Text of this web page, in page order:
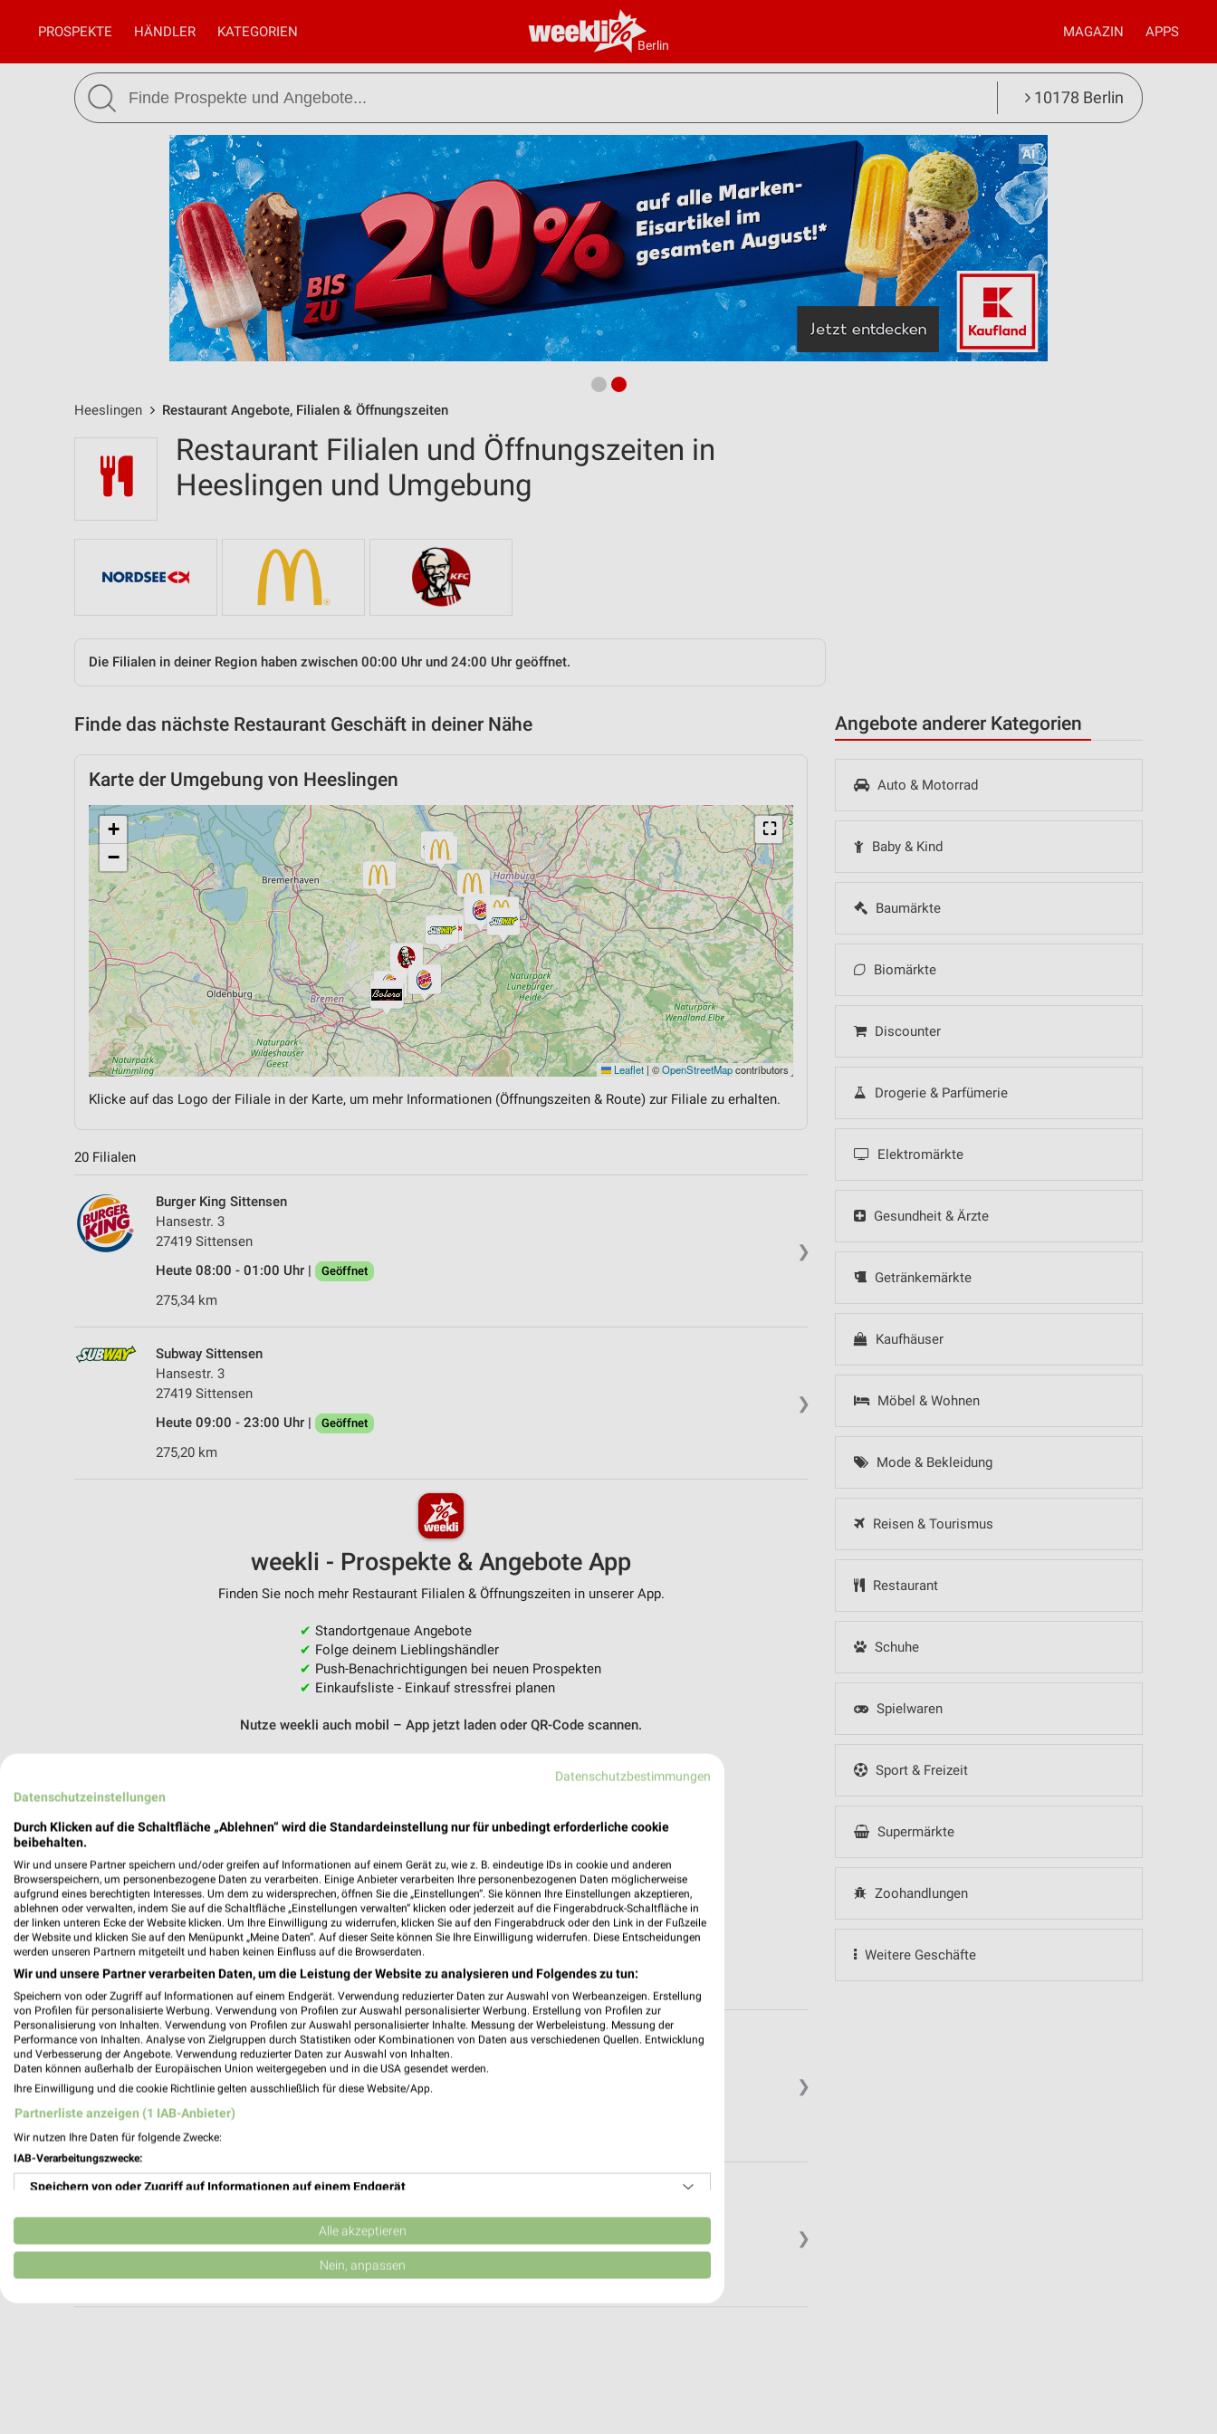
Berlin
PROSPEKTE HÄNDLER KATEGORIEN MAGAZIN APPS
10178 Berlin
Heeslingen Restaurant Angebote, Filialen & Öffnungszeiten
Angebote anderer Kategorien
Auto & Motorrad
Baby & Kind
Baumärkte
Biomärkte
Discounter
Drogerie & Parfümerie
Elektromärkte
Gesundheit & Ärzte
Getränkemärkte
Kaufhäuser
Möbel & Wohnen
Mode & Bekleidung
Reisen & Tourismus
Restaurant
Schuhe
Spielwaren
Sport & Freizeit
Supermärkte
Zoohandlungen
Weitere Geschäfte
Restaurant Filialen und Öffnungszeiten in
Heeslingen und Umgebung
Die Filialen in deiner Region haben zwischen 00:00 Uhr und 24:00 Uhr geöffnet.
Finde das nächste Restaurant Geschäft in deiner Nähe
Karte der Umgebung von Heeslingen
⛶
+
−
Leaflet | ©OpenStreetMapcontributors
Klicke auf das Logo der Filiale in der Karte, um mehr Informationen (Öffnungszeiten & Route) zur Filiale zu erhalten.
20 Filialen
❯
Burger King Sittensen
Hansestr. 3
27419 Sittensen
Heute 08:00 - 01:00 Uhr |
Geöffnet
275,34 km
❯
Subway Sittensen
Hansestr. 3
27419 Sittensen
Heute 09:00 - 23:00 Uhr |
Geöffnet
275,20 km
weekli - Prospekte & Angebote App
Finden Sie noch mehr Restaurant Filialen & Öffnungszeiten in unserer App.
✔ Standortgenaue Angebote
✔ Folge deinem Lieblingshändler
✔ Push-Benachrichtigungen bei neuen Prospekten
✔ Einkaufsliste - Einkauf stressfrei planen
Nutze weekli auch mobil – App jetzt laden oder QR-Code scannen.
❯
NORDSEE Autobahnraststätte Ostetal Süd Tiste
Zur Autobahn 2-4
27419 Tiste
Heute 11:00 - 19:00 Uhr |
273,58 km
❯
McDonald's Gyhum
Heute 00:00 - 24:00 Uhr | Geöffnet
Datenschutzbestimmungen
Datenschutzeinstellungen
Durch Klicken auf die Schaltfläche „Ablehnen“ wird die Standardeinstellung nur für unbedingt erforderliche cookie
beibehalten.
Wir und unsere Partner speichern und/oder greifen auf Informationen auf einem Gerät zu, wie z. B. eindeutige IDs in cookie und anderen
Browserspeichern, um personenbezogene Daten zu verarbeiten. Einige Anbieter verarbeiten Ihre personenbezogenen Daten möglicherweise
aufgrund eines berechtigten Interesses. Um dem zu widersprechen, öffnen Sie die „Einstellungen“. Sie können Ihre Einstellungen akzeptieren,
ablehnen oder verwalten, indem Sie auf die Schaltfläche „Einstellungen verwalten“ klicken oder jederzeit auf die Fingerabdruck-Schaltfläche in
der linken unteren Ecke der Website klicken. Um Ihre Einwilligung zu widerrufen, klicken Sie auf den Fingerabdruck oder den Link in der Fußzeile
der Website und klicken Sie auf den Menüpunkt „Meine Daten“. Auf dieser Seite können Sie Ihre Einwilligung widerrufen. Diese Entscheidungen
werden unseren Partnern mitgeteilt und haben keinen Einfluss auf die Browserdaten.
Wir und unsere Partner verarbeiten Daten, um die Leistung der Website zu analysieren und Folgendes zu tun:
Speichern von oder Zugriff auf Informationen auf einem Endgerät. Verwendung reduzierter Daten zur Auswahl von Werbeanzeigen. Erstellung
von Profilen für personalisierte Werbung. Verwendung von Profilen zur Auswahl personalisierter Werbung. Erstellung von Profilen zur
Personalisierung von Inhalten. Verwendung von Profilen zur Auswahl personalisierter Inhalte. Messung der Werbeleistung. Messung der
Performance von Inhalten. Analyse von Zielgruppen durch Statistiken oder Kombinationen von Daten aus verschiedenen Quellen. Entwicklung
und Verbesserung der Angebote. Verwendung reduzierter Daten zur Auswahl von Inhalten.
Daten können außerhalb der Europäischen Union weitergegeben und in die USA gesendet werden.
Ihre Einwilligung und die cookie Richtlinie gelten ausschließlich für diese Website/App.
Partnerliste anzeigen (1 IAB-Anbieter)
Wir nutzen Ihre Daten für folgende Zwecke:
IAB-Verarbeitungszwecke:
Speichern von oder Zugriff auf Informationen auf einem Endgerät
Verwendung reduzierter Daten zur Auswahl von Werbeanzeigen
Erstellung von Profilen für personalisierte Werbung
Alle akzeptieren
Nein, anpassen